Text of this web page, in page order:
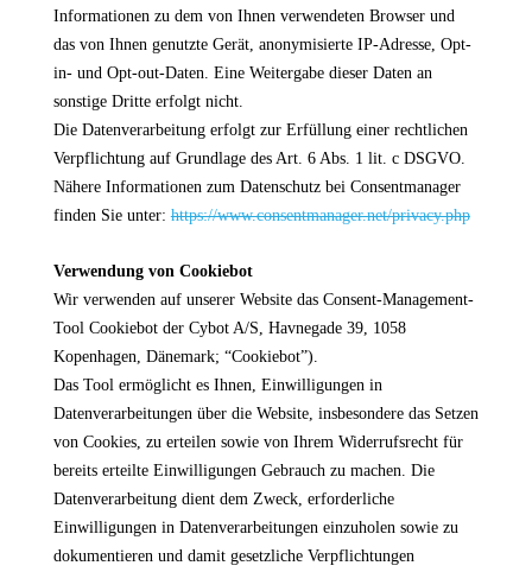
Informationen zu dem von Ihnen verwendeten Browser und
das von Ihnen genutzte Gerät, anonymisierte IP-Adresse, Opt-
in- und Opt-out-Daten. Eine Weitergabe dieser Daten an
sonstige Dritte erfolgt nicht.
Die Datenverarbeitung erfolgt zur Erfüllung einer rechtlichen
Verpflichtung auf Grundlage des Art. 6 Abs. 1 lit. c DSGVO.
Nähere Informationen zum Datenschutz bei Consentmanager
finden Sie unter:https://www.consentmanager.net/privacy.php
Verwendung von Cookiebot
Wir verwenden auf unserer Website das Consent-Management-
Tool Cookiebot der Cybot A/S, Havnegade 39, 1058
Kopenhagen, Dänemark; “Cookiebot”).
Das Tool ermöglicht es Ihnen, Einwilligungen in
Datenverarbeitungen über die Website, insbesondere das Setzen
von Cookies, zu erteilen sowie von Ihrem Widerrufsrecht für
bereits erteilte Einwilligungen Gebrauch zu machen. Die
Datenverarbeitung dient dem Zweck, erforderliche
Einwilligungen in Datenverarbeitungen einzuholen sowie zu
dokumentieren und damit gesetzliche Verpflichtungen